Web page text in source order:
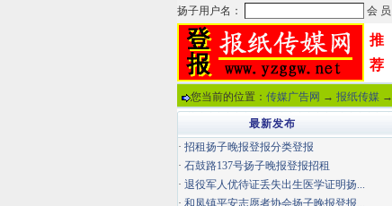
推
荐
您当前的位置： 传媒广告网 → 报纸传媒 →
最新发布
· 招租扬子晚报登报分类登报
· 石鼓路137号扬子晚报登报招租
· 退役军人优待证丢失出生医学证明扬...
· 和凤镇平安志愿者协会扬子晚报登报...